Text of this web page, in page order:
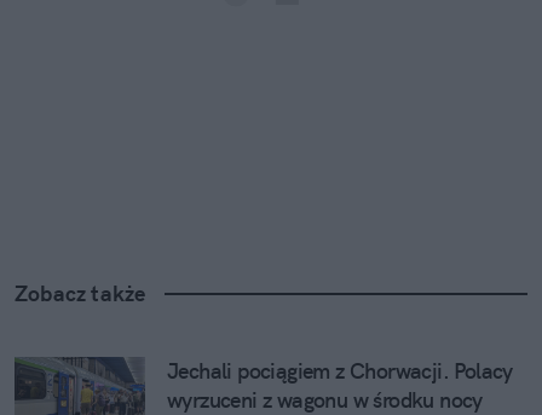
Zobacz także
Jechali pociągiem z Chorwacji. Polacy
wyrzuceni z wagonu w środku nocy